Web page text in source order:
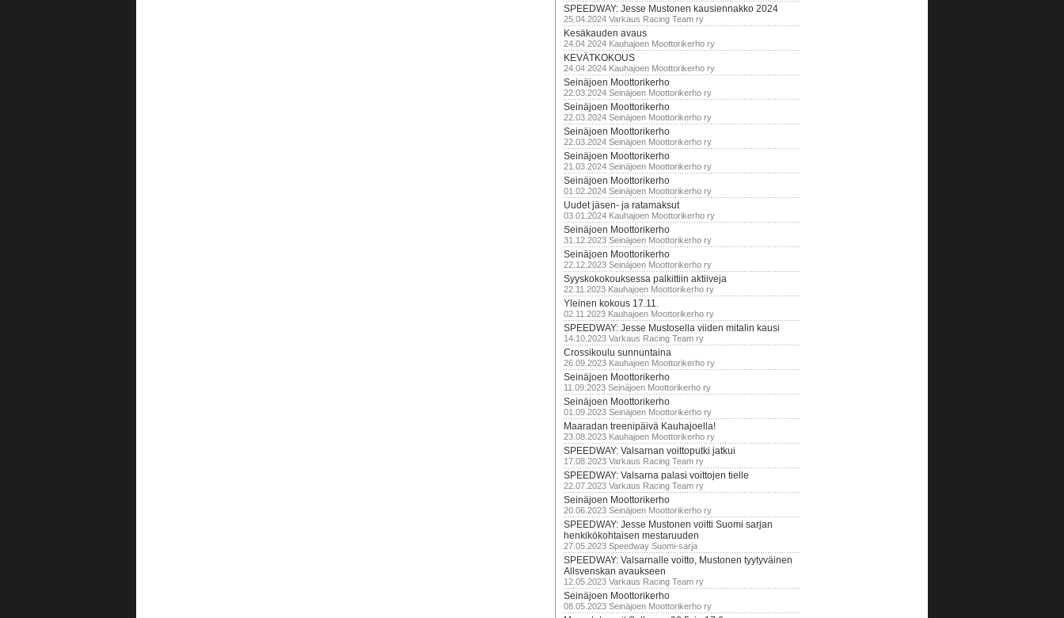
SPEEDWAY: Jesse Mustonen kausiennakko 2024
25.04.2024 Varkaus Racing Team ry
Kesäkauden avaus
24.04.2024 Kauhajoen Moottorikerho ry
KEVÄTKOKOUS
24.04.2024 Kauhajoen Moottorikerho ry
Seinäjoen Moottorikerho
22.03.2024 Seinäjoen Moottorikerho ry
Seinäjoen Moottorikerho
22.03.2024 Seinäjoen Moottorikerho ry
Seinäjoen Moottorikerho
22.03.2024 Seinäjoen Moottorikerho ry
Seinäjoen Moottorikerho
21.03.2024 Seinäjoen Moottorikerho ry
Seinäjoen Moottorikerho
01.02.2024 Seinäjoen Moottorikerho ry
Uudet jäsen- ja ratamaksut
03.01.2024 Kauhajoen Moottorikerho ry
Seinäjoen Moottorikerho
31.12.2023 Seinäjoen Moottorikerho ry
Seinäjoen Moottorikerho
22.12.2023 Seinäjoen Moottorikerho ry
Syyskokokouksessa palkittiin aktiiveja
22.11.2023 Kauhajoen Moottorikerho ry
Yleinen kokous 17.11.
02.11.2023 Kauhajoen Moottorikerho ry
SPEEDWAY: Jesse Mustosella viiden mitalin kausi
14.10.2023 Varkaus Racing Team ry
Crossikoulu sunnuntaina
26.09.2023 Kauhajoen Moottorikerho ry
Seinäjoen Moottorikerho
11.09.2023 Seinäjoen Moottorikerho ry
Seinäjoen Moottorikerho
01.09.2023 Seinäjoen Moottorikerho ry
Maaradan treenipäivä Kauhajoella!
23.08.2023 Kauhajoen Moottorikerho ry
SPEEDWAY: Valsarnan voittoputki jatkui
17.08.2023 Varkaus Racing Team ry
SPEEDWAY: Valsarna palasi voittojen tielle
22.07.2023 Varkaus Racing Team ry
Seinäjoen Moottorikerho
20.06.2023 Seinäjoen Moottorikerho ry
SPEEDWAY: Jesse Mustonen voitti Suomi sarjan
henkikökohtaisen mestaruuden
27.05.2023 Speedway Suomi-sarja
SPEEDWAY: Valsarnalle voitto, Mustonen tyytyväinen
Allsvenskan avaukseen
12.05.2023 Varkaus Racing Team ry
Seinäjoen Moottorikerho
08.05.2023 Seinäjoen Moottorikerho ry